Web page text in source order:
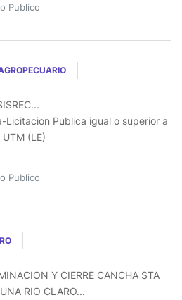
Publico
Licitacion Publica igual o superior a
(LE)
Publico
Y CIERRE CANCHA STA
RIO CLARO...